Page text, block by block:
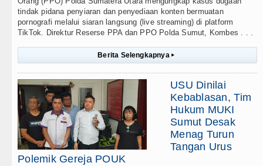
tindak pidana penyiaran dan penyediaan konten bermuatan
pornografi melalui siaran langsung (live streaming) di platform
TikTok. Direktur Reserse PPA dan PPO Polda Sumut, Kombes . . .
Berita Selengkapnya ▸
USU Dinilai
Kebablasan, Tim
Hukum MUKI
Sumut Desak
Menag Turun
Tangan Urus
Polemik Gereja POUK